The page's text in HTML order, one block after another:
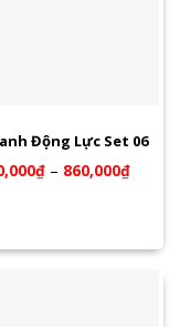
Động Lực Set 06
₫– 860,000₫